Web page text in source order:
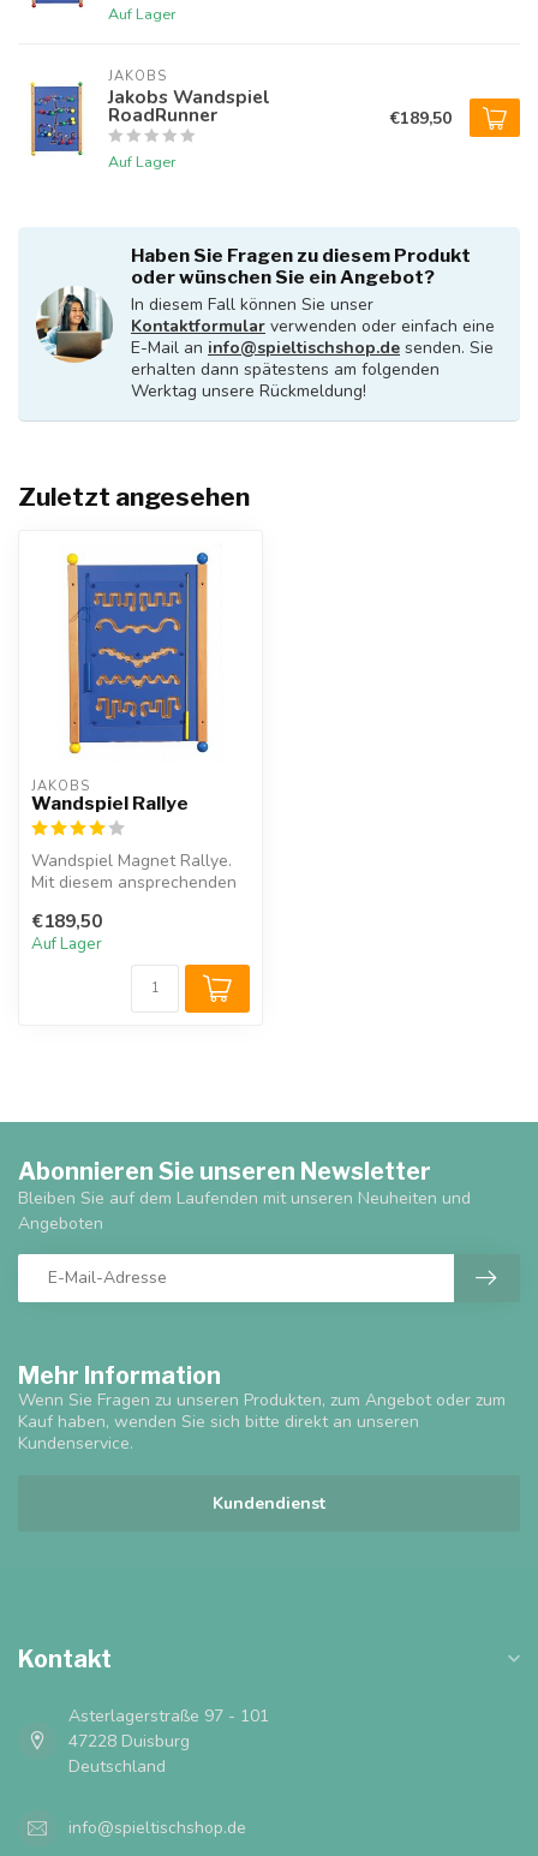
Auf Lager
JAKOBS
Jakobs Wandspiel
RoadRunner
Auf Lager
€189,50
Haben Sie Fragen zu diesem Produkt
oder wünschen Sie ein Angebot?
In diesem Fall können Sie unser
Kontaktformular verwenden oder einfach eine
E-Mail an info@spieltischshop.de senden. Sie
erhalten dann spätestens am folgenden
Werktag unsere Rückmeldung!
Zuletzt angesehen
JAKOBS
Wandspiel Rallye
Wandspiel Magnet Rallye.
Mit diesem ansprechenden
Magnet W...
€189,50
Auf Lager
Mehr Information
Wenn Sie Fragen zu unseren Produkten, zum Angebot oder zum
Kauf haben, wenden Sie sich bitte direkt an unseren
Kundenservice.
Kundendienst
Abonnieren Sie unseren Newsletter
Bleiben Sie auf dem Laufenden mit unseren Neuheiten und
Angeboten
Kontakt
Asterlagerstraße 97 - 101
47228 Duisburg
Deutschland
info@spieltischshop.de